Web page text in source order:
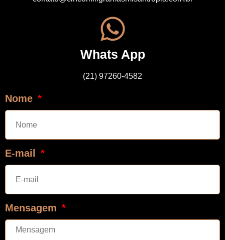
Whats App
(21) 97260-4582
Nome
E-mail
Mensagem